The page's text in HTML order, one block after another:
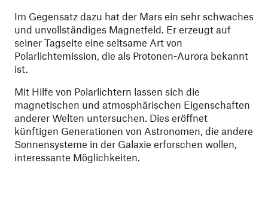
Im Gegensatz dazu hat der Mars ein sehr schwaches
und unvollständiges Magnetfeld. Er erzeugt auf
seiner Tagseite eine seltsame Art von
Polarlichtemission, die als Protonen-Aurora bekannt
ist.
Mit Hilfe von Polarlichtern lassen sich die
magnetischen und atmosphärischen Eigenschaften
anderer Welten untersuchen. Dies eröffnet
künftigen Generationen von Astronomen, die andere
Sonnensysteme in der Galaxie erforschen wollen,
interessante Möglichkeiten.